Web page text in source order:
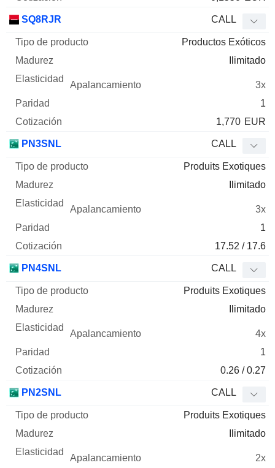
SQ8RJR CALL
Productos Exóticos
Ilimitado
3x
1
1,770 EUR
PN3SNL CALL
Produits Exotiques
Ilimitado
3x
1
17.52 / 17.6
PN4SNL CALL
Produits Exotiques
Ilimitado
4x
1
0.26 / 0.27
PN2SNL CALL
Produits Exotiques
Ilimitado
2x